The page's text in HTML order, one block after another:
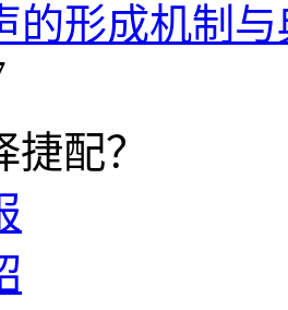
的形成机制
配？